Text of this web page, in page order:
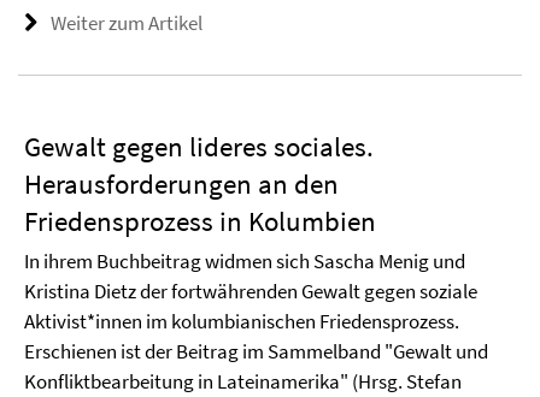
Weiter zum Artikel
Gewalt gegen lideres sociales.
Herausforderungen an den
Friedensprozess in Kolumbien
In ihrem Buchbeitrag widmen sich Sascha Menig und
Kristina Dietz der fortwährenden Gewalt gegen soziale
Aktivist*innen im kolumbianischen Friedensprozess.
Erschienen ist der Beitrag im Sammelband "Gewalt und
Konfliktbearbeitung in Lateinamerika" (Hrsg. Stefan